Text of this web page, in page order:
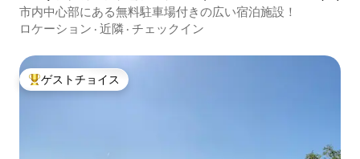
市内中心部にある無料駐車場付きの広い宿泊施設！
ロケーション · 近隣 · チェックイン
大好評のゲストチョイスです。
ゲストチョイス